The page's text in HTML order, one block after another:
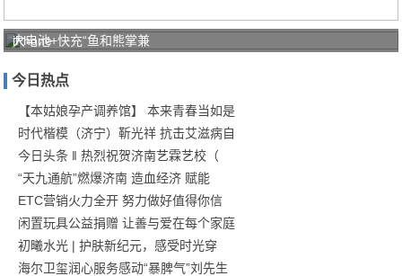
iPhone
开
大电池+快充“鱼和熊掌兼
今日热点
【本姑娘孕产调养馆】 本来青春当如是
时代楷模（济宁）靳光祥 抗击艾滋病自
今日头条 ‖ 热烈祝贺济南艺霖艺校（
“天九通航”燃爆济南 造血经济 赋能
ETC营销火力全开 努力做好值得你信
闲置玩具公益捐赠 让善与爱在每个家庭
初曦水光 | 护肤新纪元，感受时光穿
海尔卫玺润心服务感动“暴脾气”刘先生